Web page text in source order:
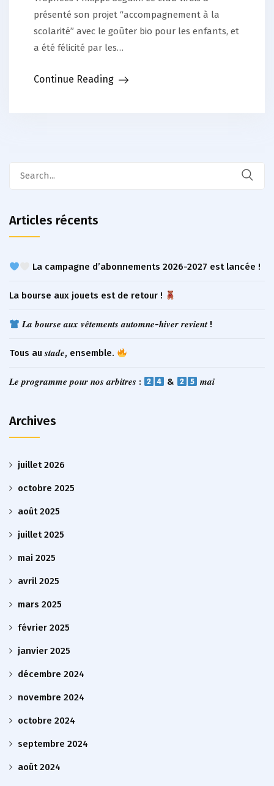
présenté son projet “accompagnement à la
scolarité” avec le goûter bio pour les enfants, et
a été félicité par les…
Continue Reading
Articles récents
La campagne d’abonnements 2026-2027 est lancée !
La bourse aux jouets est de retour !
𝑳𝒂 𝒃𝒐𝒖𝒓𝒔𝒆 𝒂𝒖𝒙 𝒗𝒆̂𝒕𝒆𝒎𝒆𝒏𝒕𝒔 𝒂𝒖𝒕𝒐𝒎𝒏𝒆-𝒉𝒊𝒗𝒆𝒓 𝒓𝒆𝒗𝒊𝒆𝒏𝒕 !
Tous au 𝒔𝒕𝒂𝒅𝒆, ensemble.
𝑳𝒆 𝒑𝒓𝒐𝒈𝒓𝒂𝒎𝒎𝒆 𝒑𝒐𝒖𝒓 𝒏𝒐𝒔 𝒂𝒓𝒃𝒊𝒕𝒓𝒆𝒔 : & 𝒎𝒂𝒊
Archives
juillet 2026
octobre 2025
août 2025
juillet 2025
mai 2025
avril 2025
mars 2025
février 2025
janvier 2025
décembre 2024
novembre 2024
octobre 2024
septembre 2024
août 2024